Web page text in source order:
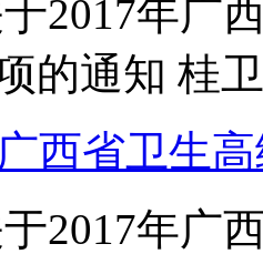
2017年广
的通知 桂
西省卫生
2017年广